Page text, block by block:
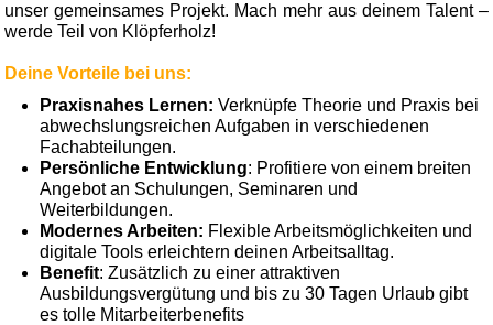
unser gemeinsames Projekt. Mach mehr aus deinem Talent –
werde Teil von Klöpferholz!
Deine Vorteile bei uns:
Praxisnahes Lernen: Verknüpfe Theorie und Praxis bei
abwechslungsreichen Aufgaben in verschiedenen
Fachabteilungen.
Persönliche Entwicklung: Profitiere von einem breiten
Angebot an Schulungen, Seminaren und
Weiterbildungen.
Modernes Arbeiten: Flexible Arbeitsmöglichkeiten und
digitale Tools erleichtern deinen Arbeitsalltag.
Benefit: Zusätzlich zu einer attraktiven
Ausbildungsvergütung und bis zu 30 Tagen Urlaub gibt
es tolle Mitarbeiterbenefits